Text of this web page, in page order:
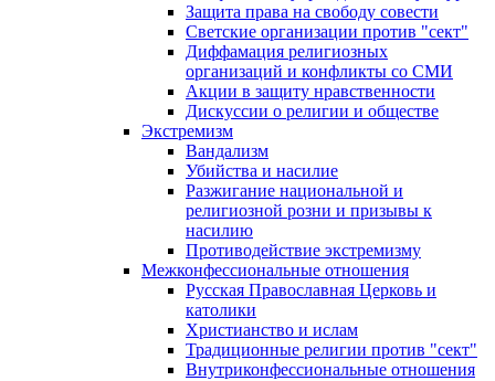
Защита права на свободу совести
Светские организации против "сект"
Диффамация религиозных
организаций и конфликты со СМИ
Акции в защиту нравственности
Дискуссии о религии и обществе
Экстремизм
Вандализм
Убийства и насилие
Разжигание национальной и
религиозной розни и призывы к
насилию
Противодействие экстремизму
Межконфессиональные отношения
Русская Православная Церковь и
католики
Христианство и ислам
Традиционные религии против "сект"
Внутриконфессиональные отношения